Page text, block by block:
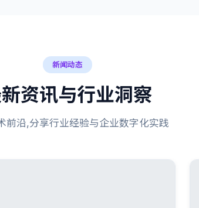
新闻动态
资讯与行业洞察
前沿,分享行业经验与企业数字化实践